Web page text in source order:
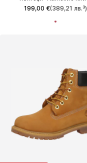
199,00 €(389,21 лв.³)